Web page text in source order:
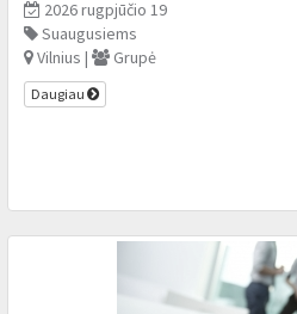
2026 rugpjūčio 19
Suaugusiems
Vilnius |
Grupė
Daugiau